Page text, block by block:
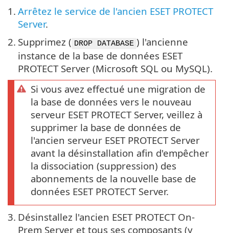
1. Arrêtez le service de l'ancien ESET PROTECT
Server.
2. Supprimez ( DROP DATABASE ) l'ancienne
instance de la base de données ESET
PROTECT Server (Microsoft SQL ou MySQL).
Si vous avez effectué une migration de
la base de données vers le nouveau
serveur ESET PROTECT Server, veillez à
supprimer la base de données de
l'ancien serveur ESET PROTECT Server
avant la désinstallation afin d'empêcher
la dissociation (suppression) des
abonnements de la nouvelle base de
données ESET PROTECT Server.
3. Désinstallez l'ancien ESET PROTECT On-
Prem Server et tous ses composants (y